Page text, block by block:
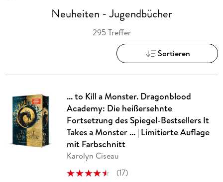
Neuheiten - Jugendbücher
295 Treffer
Sortieren
... to Kill a Monster. Dragonblood
Academy: Die heißersehnte
Fortsetzung des Spiegel-Bestsellers It
Takes a Monster ... | Limitierte Auflage
mit Farbschnitt
Karolyn Ciseau
(17)